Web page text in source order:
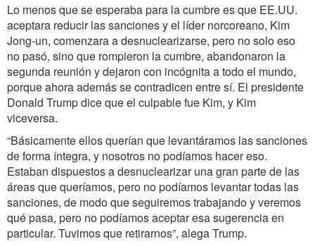
Lo menos que se esperaba para la cumbre es que EE.UU.
aceptara reducir las sanciones y el líder norcoreano, Kim
Jong-un, comenzara a desnuclearizarse, pero no solo eso
no pasó, sino que rompieron la cumbre, abandonaron la
segunda reunión y dejaron con incógnita a todo el mundo,
porque ahora además se contradicen entre sí. El presidente
Donald Trump dice que el culpable fue Kim, y Kim
viceversa.
“Básicamente ellos querían que levantáramos las sanciones
de forma íntegra, y nosotros no podíamos hacer eso.
Estaban dispuestos a desnuclearizar una gran parte de las
áreas que queríamos, pero no podíamos levantar todas las
sanciones, de modo que seguiremos trabajando y veremos
qué pasa, pero no podíamos aceptar esa sugerencia en
particular. Tuvimos que retirarnos”, alega Trump.